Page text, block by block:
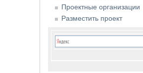
Проектные организации
Разместить проект